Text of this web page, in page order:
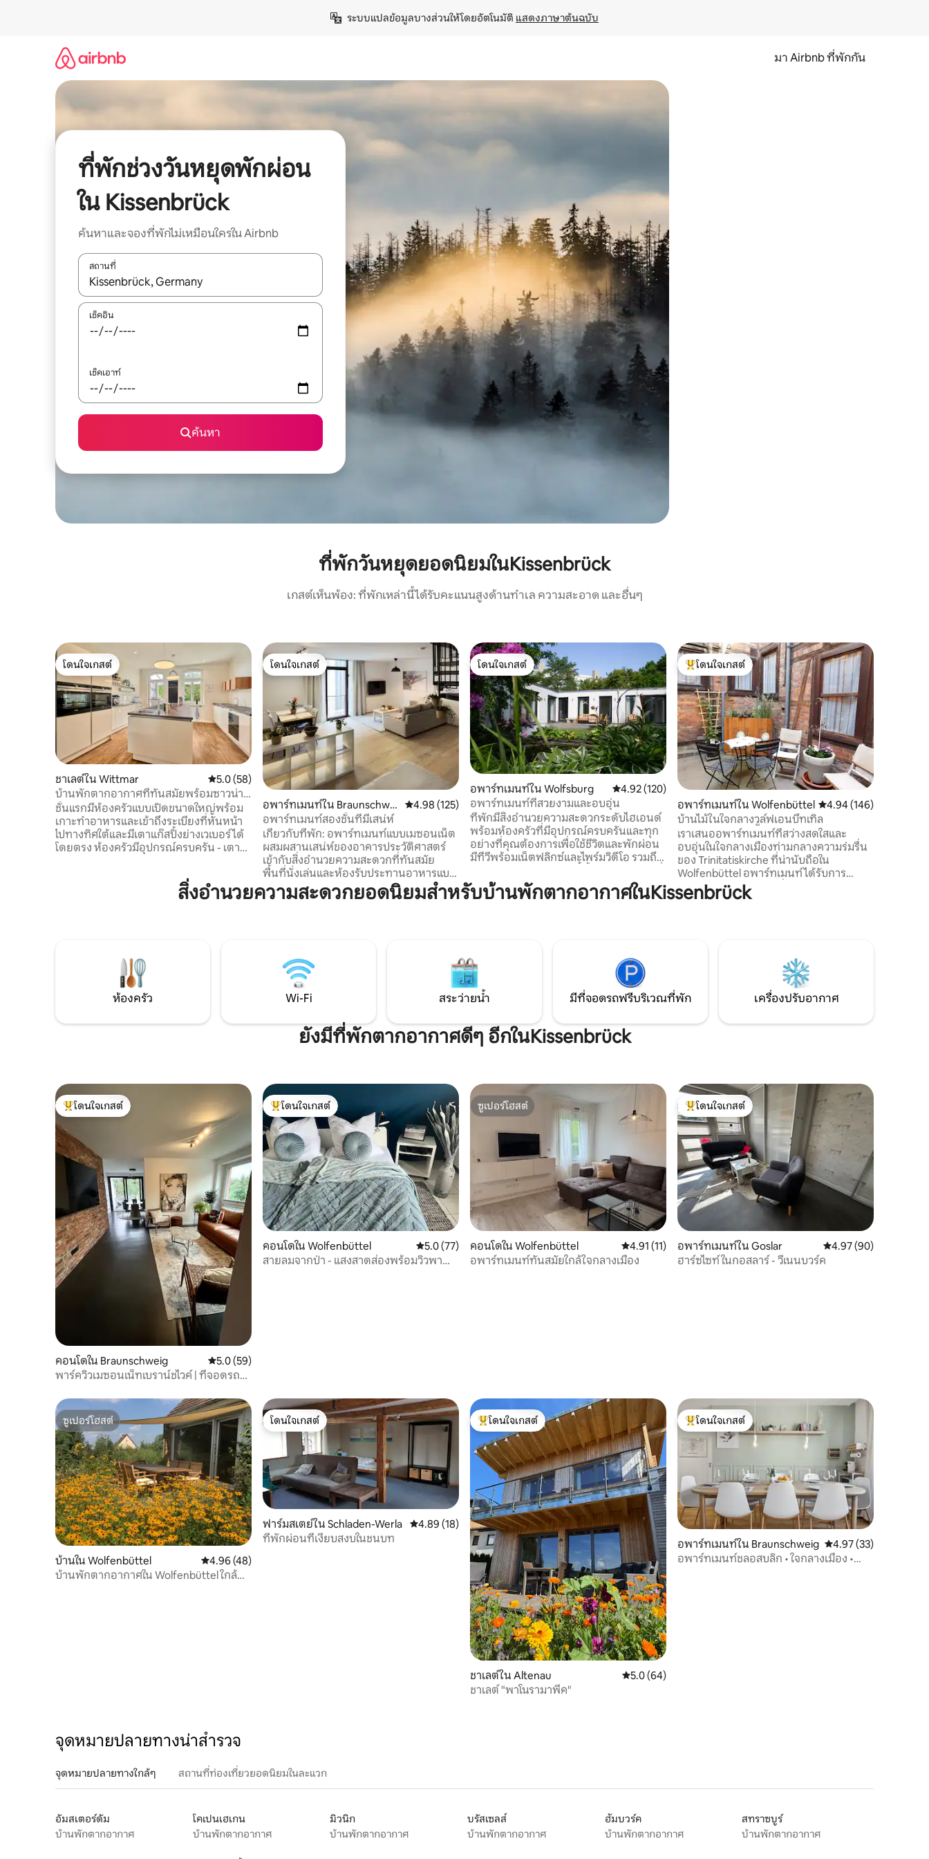
ระบบแปลข้อมูลบางส่วนให้โดยอัตโนมัติ แสดงภาษาต้นฉบับ
มา Airbnb ที่พักกัน
ที่พักช่วงวันหยุดพักผ่อน
ใน Kissenbrück
ค้นหาและจองที่พักไม่เหมือนใครใน Airbnb
สถานที่
ใช้ลูกศรขึ้นลง หรือใช้การสัมผัสหรือปัด เพื่อสำรวจผลการค้นหา
เช็คอิน
เช็คเอาท์
ค้นหา
ที่พักวันหยุดยอดนิยมในKissenbrück
เกสต์เห็นพ้อง: ที่พักเหล่านี้ได้รับคะแนนสูงด้านทำเล ความสะอาด และอื่นๆ
โดนใจเกสต์
โดนใจเกสต์
ชาเลต์ใน Wittmar คะแนนเฉลี่ย 5.0 จาก 5, 58 รีวิว
5.0 (58)
บ้านพักตากอากาศที่ทันสมัยพร้อมซาวน่า
(1899 - บ้านพักตากอากาศ)
ชั้นแรกมีห้องครัวแบบเปิดขนาดใหญ่พร้อม
เกาะทำอาหารและเข้าถึงระเบียงที่หันหน้า
ไปทางทิศใต้และมีเตาแก๊สปิ้งย่างเวเบอร์ได้
โดยตรง ห้องครัวมีอุปกรณ์ครบครัน - เตา
ล้างจาน 2 เครื่องลิ้นชักอุ่นอาหาร 2 ตู้เครื่อง
ครัว Kitchenaid พร้อมอุปกรณ์เสริมเครื่อง
ห้องรับประทานอาหารได้อย่างเปิดเผยซึ่ง
สามารถนั่งได้ถึง 10 คนที่โต๊ะขนาดใหญ่ ยังมี
เตาผิงเหล็กหล่อเพื่อความอบอุ่นในฤดูหนาว
ตรงข้ามห้องรับประทานอาหารเป็นห้องนั่ง
เล่นพร้อมโซฟาขนาดใหญ่ทีวีและวิวต้นแอ
ส่วน - มี Wi-Fi ให้บริการทั่วบ้านและสามารถ
ใช้ได้ฟรี จากระเบียงไม้ขนาดใหญ่ผ่านบันได
เปิดโล่งคุณสามารถไปถึงสวนและซาวน่าได้
ติดกับอาคารด้านนอกเป็นอีกระเบียงหนึ่ง
สำหรับใช้เวลาในสวน ภายใต้ร่มเงาของต้นไม้
ใหญ่คุณสามารถหาที่นั่งอื่นได้ เก้าอี้สองตัว
เชิญชวนให้คุณผ่อนคลาย ชั้นบนมีห้องนอน
สามห้องและห้องน้ำที่ทันสมัยสองห้อง
"ห้องสวน" พร้อมเตียงขนาดควีนไซส์มี
ห้องน้ำในตัวและพื้นที่ชิลๆในห้องใต้หลังคา
เป็นสถานที่พักผ่อนพร้อมทีวีอีกเครื่อง ห้อง
₹ Bismarck “มีเตียงสปริงกล่องขนาดคิงไซส์
และห้องรถไฟ“ มีเตียงเดี่ยวสองเตียง
ห้องน้ำทั้งสองห้องมีอ่างล้างหน้าโถสุขภัณฑ์
และฝักบัวอาบน้ำและมีช่องรับแสงเพื่อการ
ระบายอากาศ เตียงทำขึ้นและมีชุดผ้าเช็ดตัว
ทำสิ่งที่ดีเพื่อสุขภาพของคุณเราได้ติดตั้ง
ซาวน่าพร้อมเครื่องทำความร้อนซาวน่า BI-
O ในอาคารด้านนอกของเรา นอกจากนี้ยัง
สามารถใช้ความเป็นทางการสลับกันได้ตาม
หลักการของ Pastor Kneipp เพื่อกระตุ้น
และสนับสนุนการหมุนเวียนของเลือด -
น่าสามารถใช้เป็นบริการเพิ่มเติมโดยมีค่า
ธรรมเนียมเพื่อสร้างช่วงเวลาแห่งความเป็น
อยู่ที่ดีของแต่ละบุคคล
โดนใจเกสต์
โดนใจเกสต์
อพาร์ทเมนท์ใน Braunschwei
g
คะแนนเฉลี่ย 4.98 จาก 5, 125 รีวิว
4.98 (125)
อพาร์ทเมนท์สองชั้นที่มีเสน่ห์
เกี่ยวกับที่พัก: อพาร์ทเมนท์แบบเมซอนเน็ต
ผสมผสานเสน่ห์ของอาคารประวัติศาสตร์
เข้ากับสิ่งอำนวยความสะดวกที่ทันสมัย
พื้นที่นั่งเล่นและห้องรับประทานอาหารแบบ
เปิดโล่งได้รับการตกแต่งอย่างมีรสนิยมและ
เชิญชวนให้คุณผ่อนคลาย บันไดเกลียวที่
และของใช้ส่วนตัวของคุณได้มากมาย
หน้าต่างบานใหญ่ให้แสงธรรมชาติเข้ามาได้
เพียงพอและมีวิวสวยงามของโบสถ์กอธิคใน
ศตวรรษที่ 14 ที่น่าประทับใจด้วยหอคอยที่
โดดเด่นและรายละเอียดทางประวัติศาสตร์
ข้อมูลเกี่ยวกับที่นอน: ห้องพักขนาดใหญ่
พร้อมเตียงคู่ที่สะดวกสบายและโซฟาเบด
ยอดเยี่ยม เดินเพียงไม่กี่นาทีจากสถานที่
ท่องเที่ยวหลัก ร้านอาหาร ร้านกาแฟ และ
ร้านค้า สำรวจบ้านไม้ครึ่งทึบที่มีความสำคัญ
ทางประวัติศาสตร์ เยี่ยมชมปราสาทบรันส
ไวค์ หรือเดินเล่นในบิวเกอร์ปาร์คที่อยู่ใกล้
เคียง
โดนใจเกสต์
โดนใจเกสต์
อพาร์ทเมนท์ใน Wolfsburg คะแนนเฉลี่ย 4.92 จาก 5, 120 รีวิว
4.92 (120)
อพาร์ทเมนท์ที่สวยงามและอบอุ่น
ที่พักมีสิ่งอำนวยความสะดวกระดับไฮเอนด์
พร้อมห้องครัวที่มีอุปกรณ์ครบครันและทุก
อย่างที่คุณต้องการเพื่อใช้ชีวิตและพักผ่อน
มีทีวีพร้อมเน็ตฟลิกซ์และไพร์มวิดีโอ รวมถึง
อยู่ติดกับป่าขนาดใหญ่ที่เชิญชวนให้คุณเดิน
เล่น ใช้เวลาเดินทางไปยังเมืองหรือโรงงานวี
โดนใจเกสต์ที่สุด
โดนใจเกสต์
อพาร์ทเมนท์ใน Wolfenbüttel คะแนนเฉลี่ย 4.94 จาก
4.94 (146)
บ้านไม้ในใจกลางวูล์ฟเอนบึทเทิล
เราเสนออพาร์ทเมนท์ที่สว่างสดใสและ
อบอุ่นในใจกลางเมืองท่ามกลางความร่มรื่น
ของ Trinitatiskirche ที่น่านับถือใน
Wolfenbüttel อพาร์ทเมนท์ได้รับการ
ปรับปรุงใหม่และมีห้องนั่งเล่น (เตียงโซฟา)
และห้องนอน (เตียงคู่ขนาด 1.40 x 2.00)
นาที มีลานบ้านและสวน!
สิ่งอำนวยความสะดวกยอดนิยมสำหรับบ้านพักตากอากาศในKissenbrück
ห้องครัว Wi-Fi สระว่ายน้ำ มีที่จอดรถฟรีบริเวณที่พัก เครื่องปรับอากาศ
ยังมีที่พักตากอากาศดีๆ อีกในKissenbrück
โดนใจเกสต์ที่สุด
โดนใจเกสต์
คอนโดใน Braunschweig คะแนนเฉลี่ย 5.0 จาก 5, 59 รีวิว
5.0 (59)
พาร์ควิวเมซอนเน็ทเบราน์ชไวค์ | ที่จอดรถ
โดนใจเกสต์ที่สุด
โดนใจเกสต์
คอนโดใน Wolfenbüttel คะแนนเฉลี่ย 5.0 จาก 5, 77 รีวิว
5.0 (77)
สายลมจากป่า - แสงสาดส่องพร้อมวิวพา
ซูเปอร์โฮสต์
ซูเปอร์โฮสต์
คอนโดใน Wolfenbüttel คะแนนเฉลี่ย 4.91 จาก 5, 11 รีวิว
4.91 (11)
อพาร์ทเมนท์ทันสมัยใกล้ใจกลางเมือง
โดนใจเกสต์ที่สุด
โดนใจเกสต์
อพาร์ทเมนท์ใน Goslar คะแนนเฉลี่ย 4.97 จาก
4.97 (90)
ฮาร์ซไซท์ ในกอสลาร์ - วีเนนบวร์ค
ซูเปอร์โฮสต์
ซูเปอร์โฮสต์
บ้านใน Wolfenbüttel คะแนนเฉลี่ย 4.96 จาก 5, 48 รีวิว
4.96 (48)
บ้านพักตากอากาศใน Wolfenbüttel ใกล้
โดนใจเกสต์
โดนใจเกสต์
ฟาร์มสเตย์ใน Schladen-Werla คะแนนเฉลี่ย 4.89 จาก 5, 18 รีวิว
4.89 (18)
ที่พักผ่อนที่เงียบสงบในชนบท
โดนใจเกสต์ที่สุด
โดนใจเกสต์
ชาเลต์ใน Altenau คะแนนเฉลี่ย 5.0 จาก 5, 64 รีวิว
5.0 (64)
ชาเลต์ "พาโนรามาพีค"
โดนใจเกสต์ที่สุด
โดนใจเกสต์
อพาร์ทเมนท์ใน Braunschweig คะแนนเฉลี่ย 4.97 จาก
4.97 (33)
อพาร์ทเมนท์ชลอสบลิก • ใจกลางเมือง •
จุดหมายปลายทางน่าสำรวจ
จุดหมายปลายทางใกล้ๆ สถานที่ท่องเที่ยวยอดนิยมในละแวก
อัมสเตอร์ดัม
บ้านพักตากอากาศ
โคเปนเฮเกน
บ้านพักตากอากาศ
มิวนิก
บ้านพักตากอากาศ
บรัสเซลส์
บ้านพักตากอากาศ
ฮัมบวร์ค
บ้านพักตากอากาศ
สทราซบูร์
บ้านพักตากอากาศ